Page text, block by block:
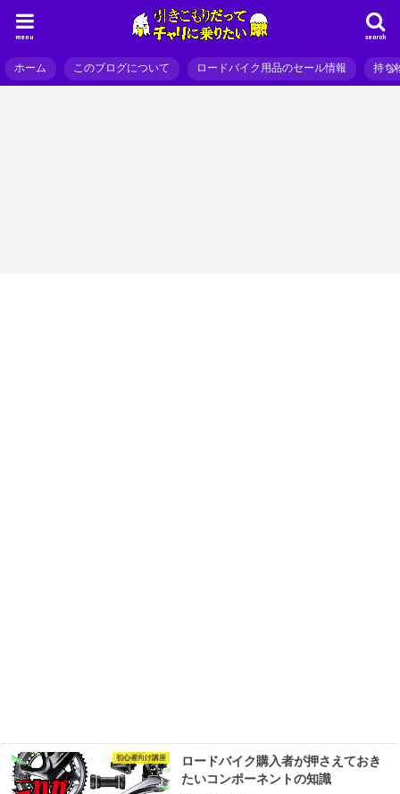
search
menu
ホーム このブログについて ロードバイク用品のセール情報 持ち
初心者向け講座
ロードバイク購入者が押さえておき
たいコンポーネントの知識